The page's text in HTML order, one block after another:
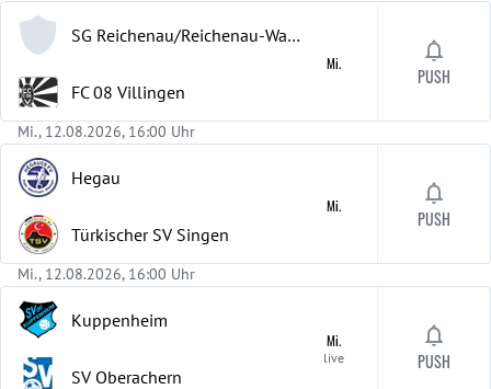
SG Reichenau/Reichenau-Waldsiedlung
FC 08 Villingen
Mi.
PUSH
Mi., 12.08.2026, 16:00 Uhr
Hegau
Türkischer SV Singen
Mi.
PUSH
Mi., 12.08.2026, 16:00 Uhr
Kuppenheim
SV Oberachern
Mi.
live PUSH